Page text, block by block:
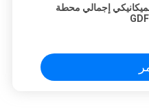
إجمالي محطة